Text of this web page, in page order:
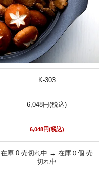
K-303
6,048円(税込)
6,048円(税込)
在庫 0 売切れ中 → 在庫０個 売
切れ中